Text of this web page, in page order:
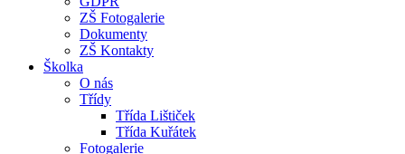
ZŠ Fotogalerie
Dokumenty
ZŠ Kontakty
Školka
O nás
Třídy
Třída Lištiček
Třída Kuřátek
Fotogalerie